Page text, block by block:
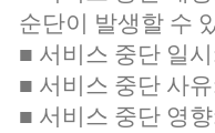
순단이 발생할 수
■ 서비스 중단 일
■ 서비스 중단 사
■ 서비스 중단 영